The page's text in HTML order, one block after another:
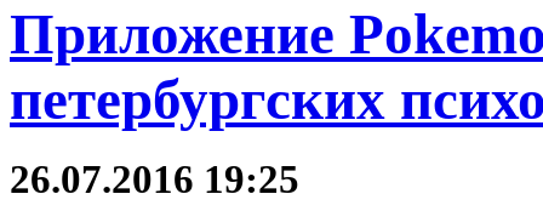
Приложение
петербургских
26.07.2016 19:25